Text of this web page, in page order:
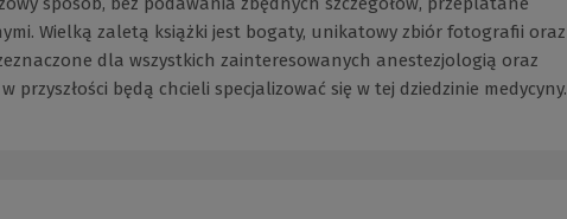
Wielką zaletą książki jest bogaty, unikatowy zbiór fotografii oraz
dla wszystkich zainteresowanych anestezjologią oraz
będą chcieli specjalizować się w tej dziedzinie medycyny.